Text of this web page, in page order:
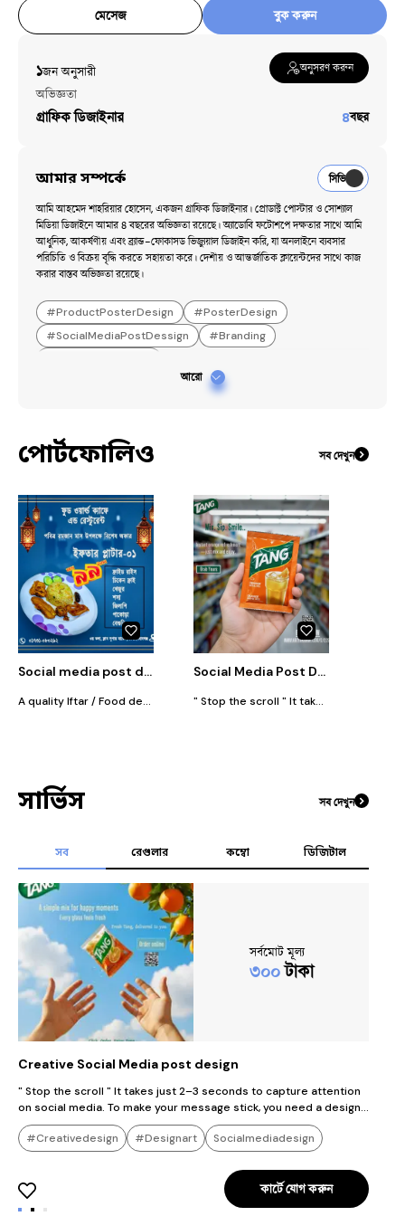
মেসেজ বুক করুন
১জন অনুসারী​ অনুসরণ করুন
অভিজ্ঞতা
গ্রাফিক ডিজাইনার ৪বছর
আমার সম্পর্কে সিভি
আমি আহমেদ শাহরিয়ার হোসেন, একজন গ্রাফিক ডিজাইনার। প্রোডাক্ট পোস্টার ও সোশ্যাল
মিডিয়া ডিজাইনে আমার ৪ বছরের অভিজ্ঞতা রয়েছে। অ্যাডোবি ফটোশপে দক্ষতার সাথে আমি
আধুনিক, আকর্ষণীয় এবং ব্র্যান্ড-ফোকাসড ভিজ্যুয়াল ডিজাইন করি, যা অনলাইনে ব্যবসার
পরিচিতি ও বিক্রয় বৃদ্ধি করতে সহায়তা করে। দেশীয় ও আন্তর্জাতিক ক্লায়েন্টদের সাথে কাজ
করার বাস্তব অভিজ্ঞতা রয়েছে।
#ProductPosterDesign #PosterDesign
#SocialMediaPostDessign #Branding
আরো
পোর্টফোলিও সব দেখুন
Social media post design for local restaurant
A quality Iftar / Food design not only provides information, but also whets the appetite of the customer! This 'Iftar Platter' design recently created for Food World Cafe is an example of that. My service specialties: ✅Color palette consistent with the brand. ✅Clean and eye-catching typography. ✅Social media friendly layout. If you need professional design to increase your business sales, you can inbox me directly. Let's give your brand a new look!
Social Media Post Design
" Stop the scroll " It takes just 2–3 seconds to capture attention on social media. To make your message stick, you need a design that pops. A plain image tells a story, but a professional design builds credibility. Don’t let your brand get lost in the noise—choose premium social media design solutions to stand out from the competition.
সার্ভিস সব দেখুন
সব রেগুলার কম্বো ডিজিটাল
সর্বমোট মূল্য
৩০০টাকা
Creative Social Media post design
" Stop the scroll " It takes just 2–3 seconds to capture attention
on social media. To make your message stick, you need a design
that pops. A plain image tells a story, but a professional design
builds credibility. Don’t let your brand get lost in the noise—
choose premium social media design solutions to stand out from
#Creativedesign #Designart
Socialmediadesign
কার্টে যোগ করুন